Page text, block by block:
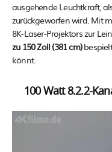
ausgehende Leuchtkraft,
zurückgeworfen wird. Mit
8K-Laser-Projektors zur
zu 150 Zoll (381 cm)
könnt.
100 Watt 8.2.2-